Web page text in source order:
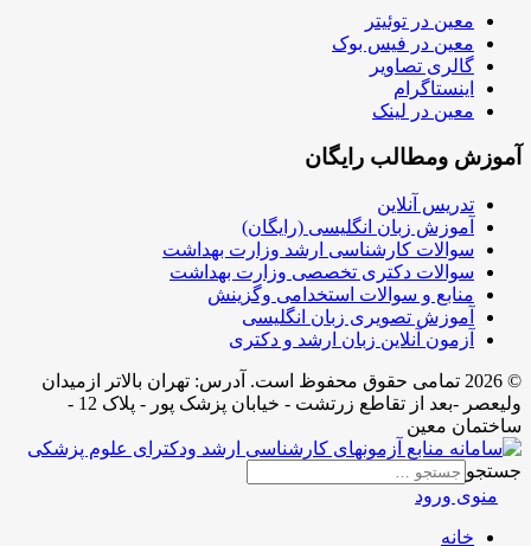
معین در توئیتر
معین در فیس بوک
گالری تصاویر
اینستاگرام
معین در لینک
آموزش ومطالب رایگان
تدریس آنلاین
آموزش زبان انگلیسی (رایگان)
سوالات کارشناسی ارشد وزارت بهداشت
سوالات دکتری تخصصی وزارت بهداشت
منابع و سوالات استخدامی وگزینش
آموزش تصویری زبان انگلیسی
آزمون آنلاین زبان ارشد و دکتری
© 2026 تمامی حقوق محفوظ است. آدرس:‌ تهران بالاتر ازمیدان
ولیعصر -بعد از تقاطع زرتشت - خیابان پزشک پور - پلاک 12 -
ساختمان معین
جستجو
منوی ورود
خانه